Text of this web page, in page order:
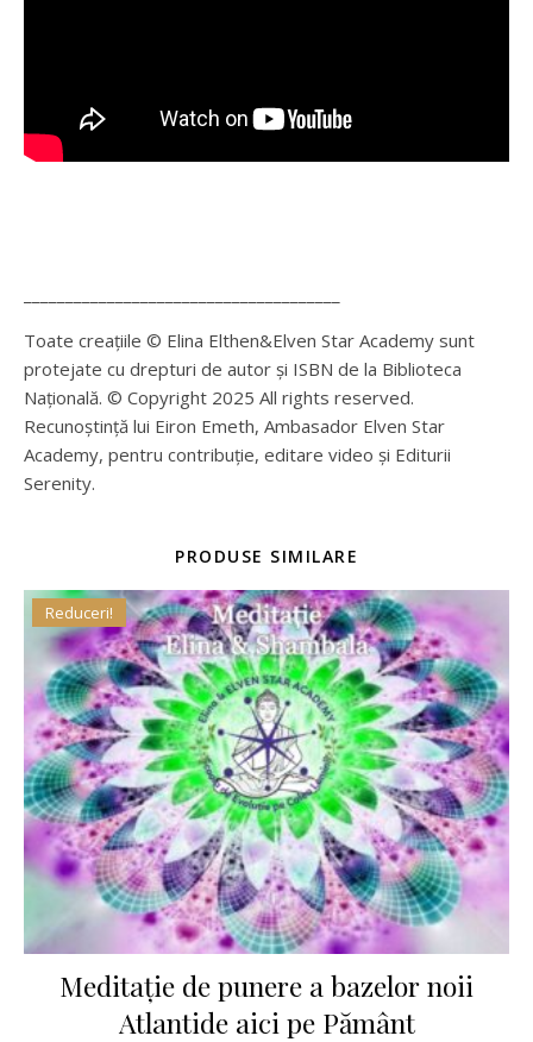
Toate creațiile © Elina Elthen&Elven Star Academy sunt
protejate cu drepturi de autor și ISBN de la Biblioteca
Națională. © Copyright 2025 All rights reserved.
Recunoștință lui Eiron Emeth, Ambasador Elven Star
Academy, pentru contribuție, editare video și Editurii
Serenity.
PRODUSE SIMILARE
Reduceri!
Meditație de punere a bazelor noii
Atlantide aici pe Pământ